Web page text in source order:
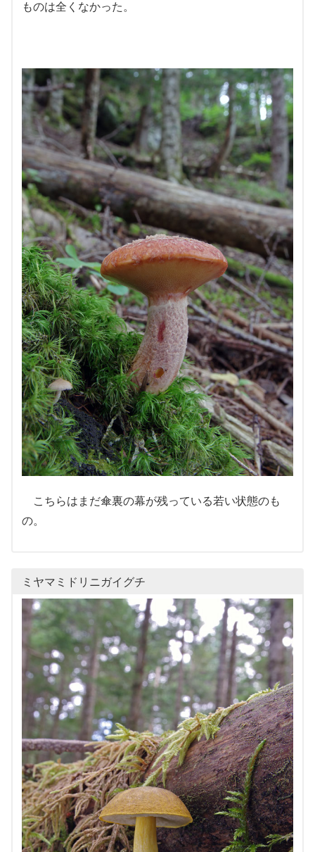
ものは全くなかった。
こちらはまだ傘裏の幕が残っている若い状態のも
の。
ミヤマミドリニガイグチ